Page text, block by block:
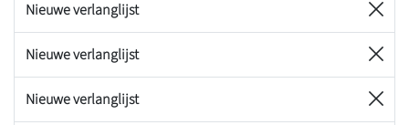
Nieuwe verlanglijst
Nieuwe verlanglijst
Nieuwe verlanglijst